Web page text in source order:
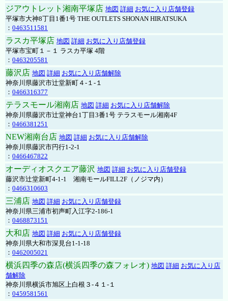
ジアウトレット湘南平塚店 地図 詳細 お気に入り店舗登録
平塚市大神8丁目1番1号 THE OUTLETS SHONAN HIRATSUKA
： 0463511581
ラスカ平塚店 地図 詳細 お気に入り店舗登録
平塚市宝町１－１ ラスカ平塚 4階
： 0463205581
藤沢店 地図 詳細 お気に入り店舗解除
神奈川県藤沢市辻堂新町４-１-１
： 0466316377
テラスモール湘南店 地図 詳細 お気に入り店舗解除
神奈川県藤沢市辻堂神台1丁目3番1号 テラスモール湘南4F
： 0466381251
NEW湘南台店 地図 詳細 お気に入り店舗解除
神奈川県藤沢市円行1-2-1
： 0466467822
オーディオスクエア藤沢 地図 詳細 お気に入り店舗登録
藤沢市辻堂新町4-1-1 湘南モールFILL2F（ノジマ内）
： 0466310603
三浦店 地図 詳細 お気に入り店舗登録
神奈川県三浦市初声町入江字2-186-1
： 0468873151
大和店 地図 詳細 お気に入り店舗登録
神奈川県大和市深見台1-1-18
： 0462005021
横浜四季の森店(横浜四季の森フォレオ) 地図 詳細 お気に入り店
舗解除
神奈川県横浜市旭区上白根３-４１-１
： 0459581561